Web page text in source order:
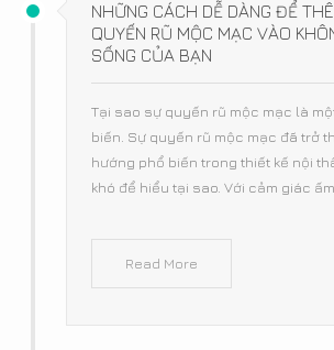
NHỮNG CÁCH DỄ DÀNG ĐỂ
QUYẾN RŨ MỘC MẠC VÀO
SỐNG CỦA BẠN
Tại sao sự quyến rũ mộc mạc là
biến. Sự quyến rũ mộc mạc đã trở
hướng phổ biến trong thiết kế nội
khó để hiểu tại sao. Với cảm giác ấm
Read More